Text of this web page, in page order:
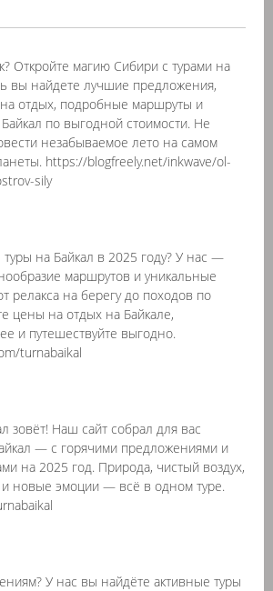
Откройте магию Сибири с турами на
вы найдете лучшие предложения,
отдых, подробные маршруты и
по выгодной стоимости. Не
незабываемое лето на самом
https://blogfreely.net/inkwave/ol-
sily
на Байкал в 2025 году? У нас —
маршрутов и уникальные
релакса на берегу до походов по
цены на отдых на Байкале,
и путешествуйте выгодно.
turnabaikal
зовёт! Наш сайт собрал для вас
— с горячими предложениями и
на 2025 год. Природа, чистый воздух,
и новые эмоции — всё в одном туре.
У нас вы найдёте активные туры